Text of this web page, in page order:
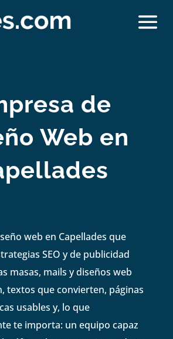
de
Web en
web en Capellades que
SEO y de publicidad
masas, mails y diseños web
textos que convierten, páginas
usables y, lo que
te importa: un equipo capaz